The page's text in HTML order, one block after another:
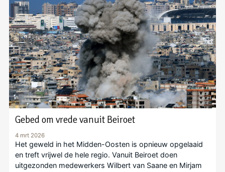
Gebed om vrede vanuit Beiroet
4 mrt 2026
Het geweld in het Midden-Oosten is opnieuw opgelaaid
en treft vrijwel de hele regio. Vanuit Beiroet doen
uitgezonden medewerkers Wilbert van Saane en Mirjam